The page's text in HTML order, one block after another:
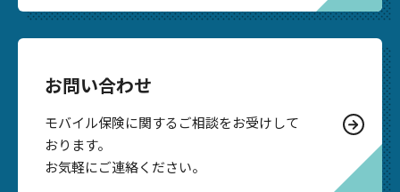
お問い合わせ
モバイル保険に関するご相談をお受けして
おります。
お気軽にご連絡ください。